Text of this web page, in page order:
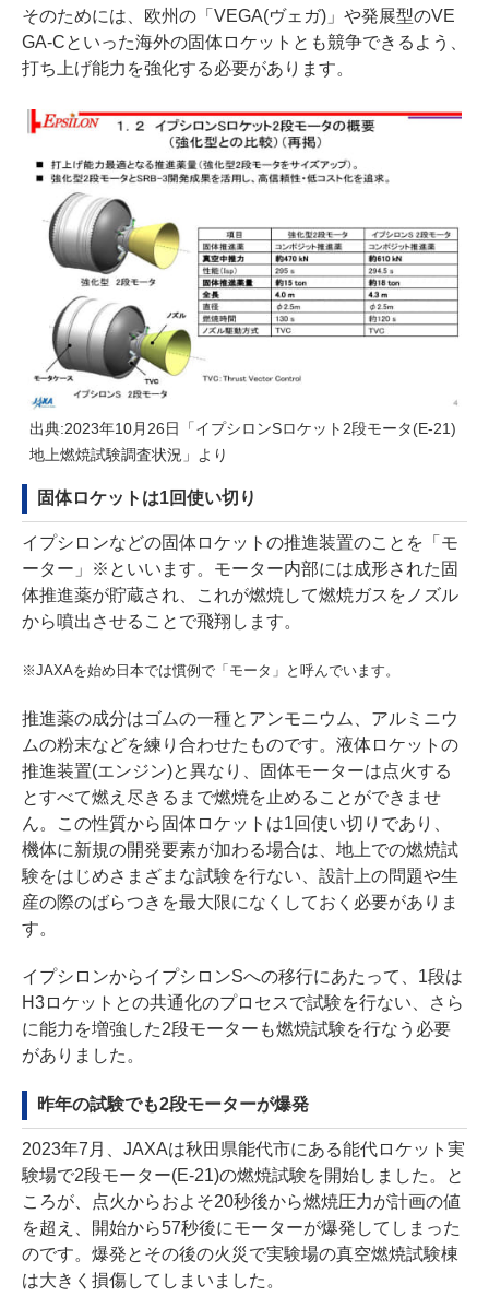
そのためには、欧州の「VEGA(ヴェガ)」や発展型のVE
GA-Cといった海外の固体ロケットとも競争できるよう、
打ち上げ能力を強化する必要があります。
出典:2023年10月26日「イプシロンSロケット2段モータ(E-21)
地上燃焼試験調査状況」より
固体ロケットは1回使い切り
イプシロンなどの固体ロケットの推進装置のことを「モ
ーター」※といいます。モーター内部には成形された固
体推進薬が貯蔵され、これが燃焼して燃焼ガスをノズル
から噴出させることで飛翔します。
※JAXAを始め日本では慣例で「モータ」と呼んでいます。
推進薬の成分はゴムの一種とアンモニウム、アルミニウ
ムの粉末などを練り合わせたものです。液体ロケットの
推進装置(エンジン)と異なり、固体モーターは点火する
とすべて燃え尽きるまで燃焼を止めることができませ
ん。この性質から固体ロケットは1回使い切りであり、
機体に新規の開発要素が加わる場合は、地上での燃焼試
験をはじめさまざまな試験を行ない、設計上の問題や生
産の際のばらつきを最大限になくしておく必要がありま
す。
イプシロンからイプシロンSへの移行にあたって、1段は
H3ロケットとの共通化のプロセスで試験を行ない、さら
に能力を増強した2段モーターも燃焼試験を行なう必要
がありました。
昨年の試験でも2段モーターが爆発
2023年7月、JAXAは秋田県能代市にある能代ロケット実
験場で2段モーター(E-21)の燃焼試験を開始しました。と
ころが、点火からおよそ20秒後から燃焼圧力が計画の値
を超え、開始から57秒後にモーターが爆発してしまった
のです。爆発とその後の火災で実験場の真空燃焼試験棟
は大きく損傷してしまいました。